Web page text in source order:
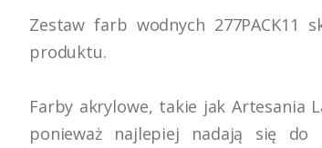
Zestaw farb wodnych 277PACK11
produktu.
Farby akrylowe, takie jak Artesania
ponieważ najlepiej nadają się do